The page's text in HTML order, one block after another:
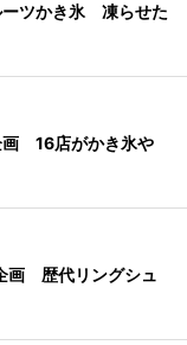
ーツかき氷 凍らせた
画 16店がかき氷や
画 歴代リングシュ